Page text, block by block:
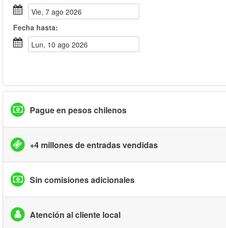
vie, 7 ago 2026
Fecha hasta:
lun, 10 ago 2026
Pague en pesos chilenos
+4 millones de entradas vendidas
Sin comisiones adicionales
Atención al cliente local